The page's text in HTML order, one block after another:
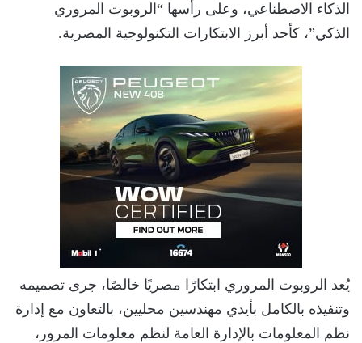
الذكاء الاصطناعي، وعلى رأسها “الروبوت المروري
الذكي”، كأحد أبرز الابتكارات التكنولوجية المصرية.
يُعد الروبوت المروري ابتكارًا مصريًا خالصًا، جرى تصميمه
وتنفيذه بالكامل بأيدي مهندسين محليين، بالتعاون مع إدارة
نظم المعلومات بالإدارة العامة لنظم معلومات المرور،